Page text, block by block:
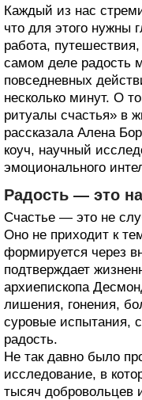
Каждый из нас
что для этого нужны
работа,
самом деле радость
повседневных
несколько минут. О
ритуалы счастья» в
рассказала Алена
коуч, научный
эмоционального
Радость — это
Счастье — это не
Оно не приходит к
формируется через
подтверждает
архиепископа
лишения, гонения,
суровые испытания,
радость.
Не так давно было
исследование, в
тысяч добровольцев